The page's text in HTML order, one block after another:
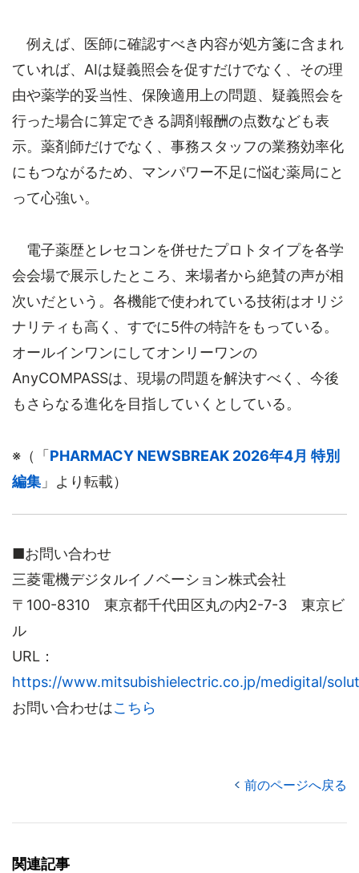
例えば、医師に確認すべき内容が処方箋に含まれ
ていれば、AIは疑義照会を促すだけでなく、その理
由や薬学的妥当性、保険適用上の問題、疑義照会を
行った場合に算定できる調剤報酬の点数なども表
示。薬剤師だけでなく、事務スタッフの業務効率化
にもつながるため、マンパワー不足に悩む薬局にと
って心強い。
電子薬歴とレセコンを併せたプロトタイプを各学
会会場で展示したところ、来場者から絶賛の声が相
次いだという。各機能で使われている技術はオリジ
ナリティも高く、すでに5件の特許をもっている。
オールインワンにしてオンリーワンの
AnyCOMPASSは、現場の問題を解決すべく、今後
もさらなる進化を目指していくとしている。
※（「 PHARMACY NEWSBREAK 2026年4月 特別
編集 」より転載）
■お問い合わせ
三菱電機デジタルイノベーション株式会社
〒100-8310 東京都千代田区丸の内2-7-3 東京ビ
ル
URL：
https://www.mitsubishielectric.co.jp/medigital/
お問い合わせはこちら
前のページへ戻る
関連記事